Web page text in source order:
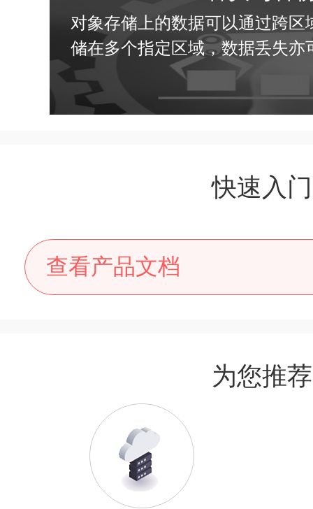
对象存储上的数据可以通过跨区
储在多个指定区域，数据丢失亦
快速入门
查看产品文档
为您推荐